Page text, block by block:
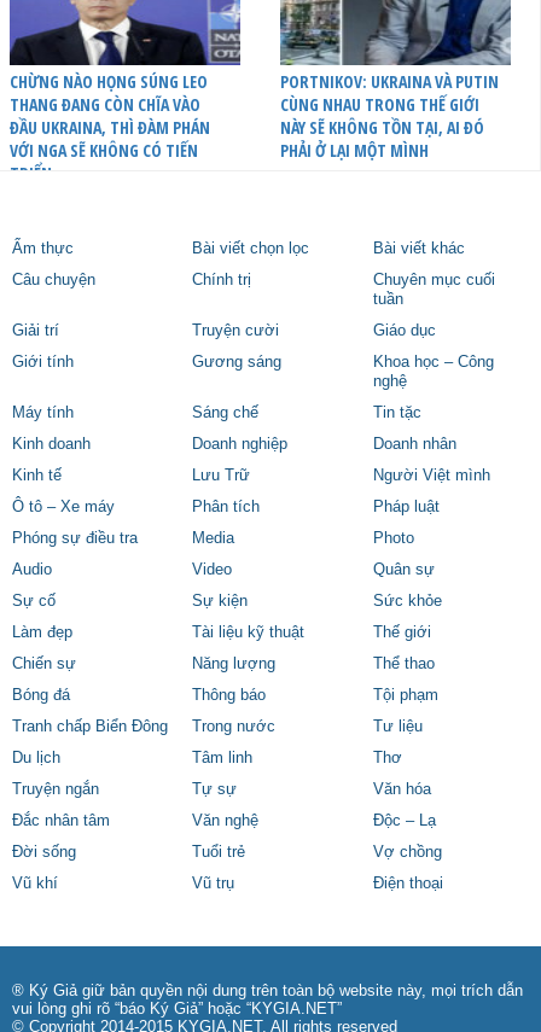
CHỪNG NÀO HỌNG SÚNG LEO
THANG ĐANG CÒN CHĨA VÀO
ĐẦU UKRAINA, THÌ ĐÀM PHÁN
VỚI NGA SẼ KHÔNG CÓ TIẾN
TRIỂN
PORTNIKOV: UKRAINA VÀ PUTIN
CÙNG NHAU TRONG THẾ GIỚI
NÀY SẼ KHÔNG TỒN TẠI, AI ĐÓ
PHẢI Ở LẠI MỘT MÌNH
Ẩm thực Bài viết chọn lọc
Bài viết khác
Câu chuyện
Chính trị
Chuyên mục cuối
tuần
Giải trí
Truyện cười
Giáo dục
Giới tính
Gương sáng
Khoa học – Công
nghệ
Máy tính
Sáng chế
Tin tặc
Kinh doanh
Doanh nghiệp
Doanh nhân
Kinh tế
Lưu Trữ
Người Việt mình
Ô tô – Xe máy
Phân tích
Pháp luật
Phóng sự điều tra
Media
Photo
Audio
Video
Quân sự
Sự cố
Sự kiện
Sức khỏe
Làm đẹp
Tài liệu kỹ thuật
Thế giới
Chiến sự
Năng lượng
Thể thao
Bóng đá
Thông báo
Tội phạm
Tranh chấp Biển Đông
Trong nước
Tư liệu
Du lịch
Tâm linh
Thơ
Truyện ngắn
Tự sự
Văn hóa
Đắc nhân tâm
Văn nghệ
Độc – Lạ
Đời sống
Tuổi trẻ
Vợ chồng
Vũ khí
Vũ trụ Điện thoại
® Ký Giả giữ bản quyền nội dung trên toàn bộ website này, mọi trích dẫn
vui lòng ghi rõ “báo Ký Giả” hoặc “KYGIA.NET”
© Copyright 2014-2015 KYGIA.NET, All rights reserved